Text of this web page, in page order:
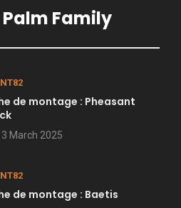
Palm Family
de montage : Pheasant
March 2025
de montage : Baetis